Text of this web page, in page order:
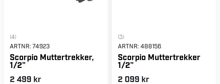
(4)
ARTNR: 74923
Scorpio Muttertrekker,
1/2"
2 499 kr
(3)
ARTNR: 488156
Scorpio Muttertrekker
1/2"
2 099 kr